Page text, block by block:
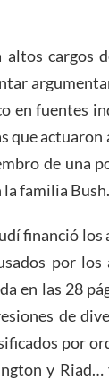
cargos
en fuentes
que actuaron
de una
familia Bush.
financió
por
en las 28
de
por
y